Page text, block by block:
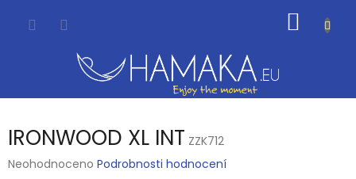
KOŠÍK
IRONWOOD XL INT ZZK712
Průměrné
Neohodnoceno Podrobnosti hodnocení